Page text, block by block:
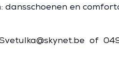
dansschoenen en
of